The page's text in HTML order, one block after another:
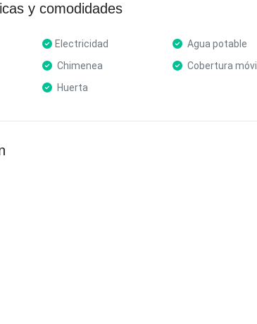
y comodidades
Electricidad Agua potable
Chimenea
Cobertura móvil
Huerta